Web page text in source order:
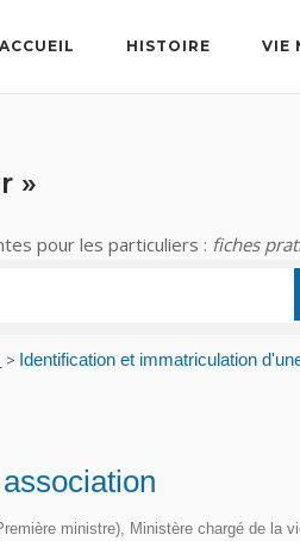
ACCUEIL HISTOIRE VIE
»
pour les particuliers : fiches
> Identification et immatriculation
ministre), Ministère chargé de la